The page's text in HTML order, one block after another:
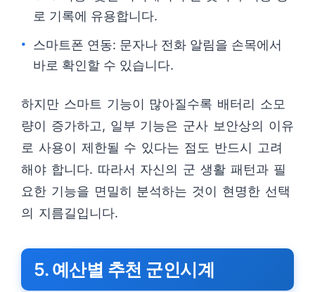
로 기록에 유용합니다.
스마트폰 연동: 문자나 전화 알림을 손목에서
바로 확인할 수 있습니다.
하지만 스마트 기능이 많아질수록 배터리 소모
량이 증가하고, 일부 기능은 군사 보안상의 이유
로 사용이 제한될 수 있다는 점도 반드시 고려
해야 합니다. 따라서 자신의 군 생활 패턴과 필
요한 기능을 면밀히 분석하는 것이 현명한 선택
의 지름길입니다.
5. 예산별 추천 군인시계